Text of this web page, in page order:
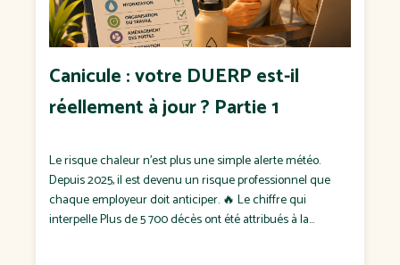
Canicule : votre DUERP est-il
réellement à jour ? Partie 1
Le risque chaleur n'est plus une simple alerte météo.
Depuis 2025, il est devenu un risque professionnel que
chaque employeur doit anticiper. 🔥 Le chiffre qui
interpelle Plus de 5 700 décès ont été attribués à la